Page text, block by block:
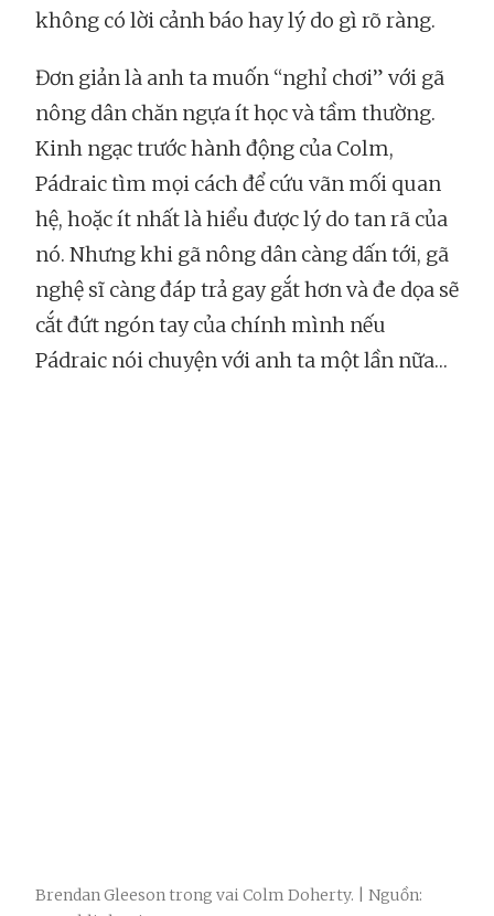
không có lời cảnh báo hay lý do gì rõ ràng.
Đơn giản là anh ta muốn “nghỉ chơi” với gã
nông dân chăn ngựa ít học và tầm thường.
Kinh ngạc trước hành động của Colm,
Pádraic tìm mọi cách để cứu vãn mối quan
hệ, hoặc ít nhất là hiểu được lý do tan rã của
nó. Nhưng khi gã nông dân càng dấn tới, gã
nghệ sĩ càng đáp trả gay gắt hơn và đe dọa sẽ
cắt đứt ngón tay của chính mình nếu
Pádraic nói chuyện với anh ta một lần nữa…
Brendan Gleeson trong vai Colm Doherty. | Nguồn: